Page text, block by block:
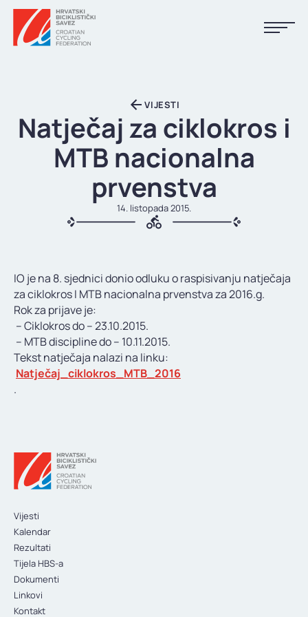
KALENDAR
REZULTATI
TIJELA HBS-A
LINKOVI
KONTAKT
VIJESTI
Natječaj za ciklokros i
MTB nacionalna
prvenstva
14. listopada 2015.
IO je na 8. sjednici donio odluku o raspisivanju natječaja
za ciklokros I MTB nacionalna prvenstva za 2016.g.
Rok za prijave je:
– Ciklokros do – 23.10.2015.
– MTB discipline do – 10.11.2015.
Tekst natječaja nalazi na linku:
Natječaj_ciklokros_MTB_2016
.
Vijesti
Kalendar
Rezultati
Tijela HBS-a
Dokumenti
Linkovi
Kontakt